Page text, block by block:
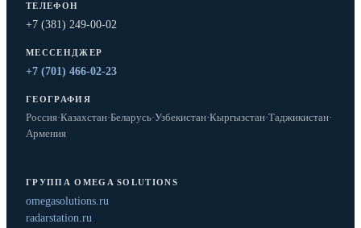
ТЕЛЕФОН
+7 (381) 249-00-02
МЕССЕНДЖЕР
+7 (701) 466-02-23
ГЕОГРАФИЯ
Россия·Казахстан·Беларусь·Узбекистан·Кыргызстан·Таджикистан·
Армения
ГРУППА OMEGA SOLUTIONS
omegasolutions.ru
radarstation.ru